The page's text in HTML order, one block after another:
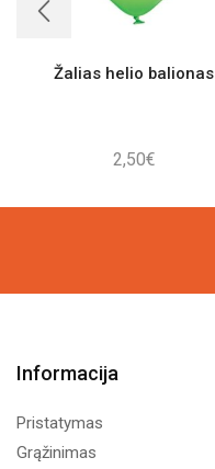
Žalias helio balionas
2,50€
Informacija
Pristatymas
Grąžinimas